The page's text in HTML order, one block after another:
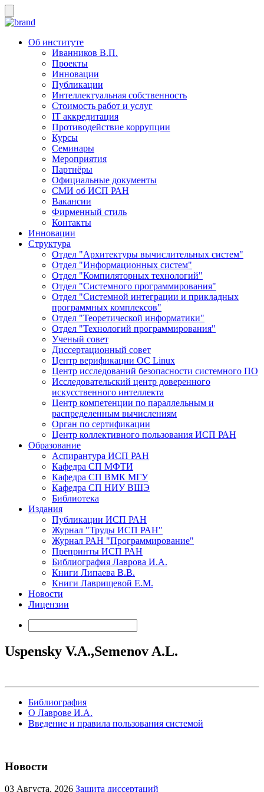
Об институте
Иванников В.П.
Проекты
Инновации
Публикации
Интеллектуальная собственность
Стоимость работ и услуг
IT аккредитация
Противодействие коррупции
Курсы
Семинары
Мероприятия
Партнёры
Официальные документы
СМИ об ИСП РАН
Вакансии
Фирменный стиль
Контакты
Инновации
Структура
Отдел "Архитектуры вычислительных систем"
Отдел "Информационных систем"
Отдел "Компиляторных технологий"
Отдел "Системного программирования"
Отдел "Системной интеграции и прикладных
программных комплексов"
Отдел "Теоретической информатики"
Отдел "Технологий программирования"
Ученый совет
Диссертационный совет
Центр верификации ОС Linux
Центр исследований безопасности системного ПО
Исследовательский центр доверенного
искусственного интеллекта
Центр компетенции по параллельным и
распределенным вычислениям
Орган по сертификации
Центр коллективного пользования ИСП РАН
Образование
Аспирантура ИСП РАН
Кафедра СП МФТИ
Кафедра СП ВМК МГУ
Кафедра СП НИУ ВШЭ
Библиотека
Издания
Публикации ИСП РАН
Журнал "Труды ИСП РАН"
Журнал РАН "Программирование"
Препринты ИСП РАН
Библиография Лаврова И.А.
Книги Липаева В.В.
Книги Лаврищевой Е.М.
Новости
Лицензии
Uspensky V.A.,Semenov A.L.
Библиография
О Лаврове И.А.
Введение и правила пользования системой
Новости
03 Августа, 2026 Защита диссертаций